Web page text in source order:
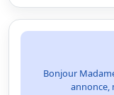
Bonjour
annonce,